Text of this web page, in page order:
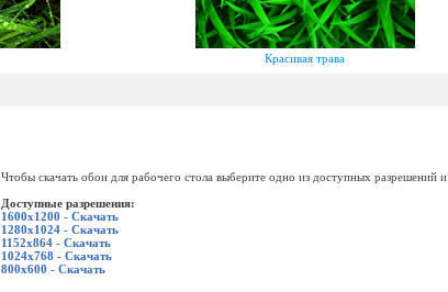
Красивая трава
Чтобы скачать обои для рабочего стола выберите одно из доступных разрешений
Доступные разрешения:
1600x1200 - Скачать
1280x1024 - Скачать
1152x864 - Скачать
1024x768 - Скачать
800x600 - Скачать